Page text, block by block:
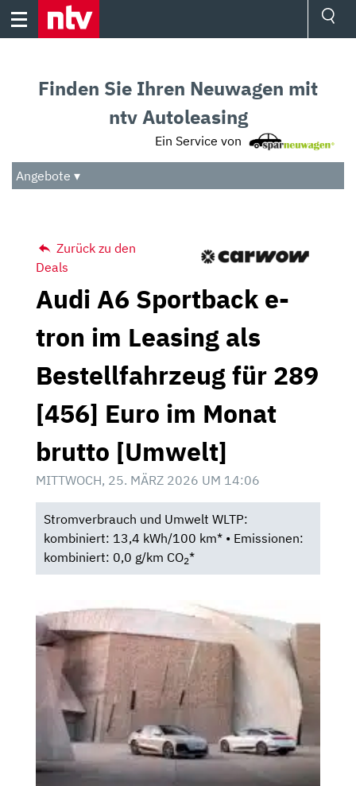
Skip
Audio
Das Beste
Finden Sie Ihren Neuwagen mit
ntv Autoleasing
Ein Service von
Angebote ▾
Zurück zu den
Deals
Audi A6 Sportback e-
tron im Leasing als
Bestellfahrzeug für 289
[456] Euro im Monat
brutto [Umwelt]
MITTWOCH, 25. MÄRZ 2026 UM 14:06
Stromverbrauch und Umwelt WLTP:
kombiniert: 13,4 kWh/100 km* • Emissionen:
kombiniert: 0,0 g/km CO2*